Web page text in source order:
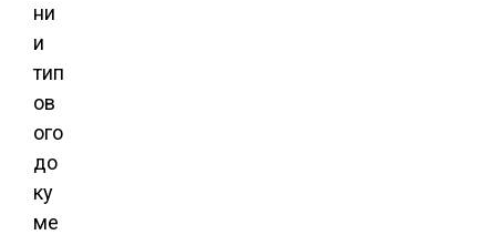
ни
и
тип
ов
ого
до
ку
ме